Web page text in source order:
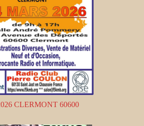
CLERMONT 60600